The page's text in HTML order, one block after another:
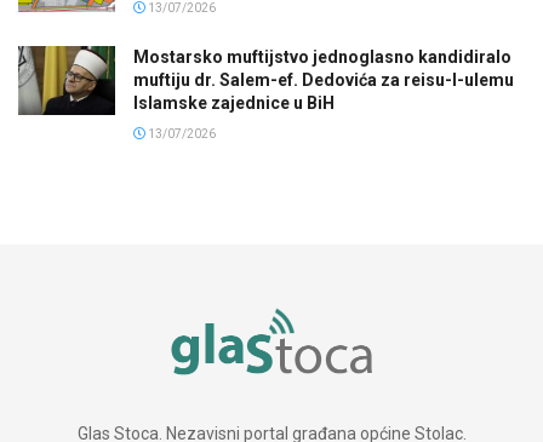
13/07/2026
Mostarsko muftijstvo jednoglasno kandidiralo
muftiju dr. Salem-ef. Dedovića za reisu-l-ulemu
Islamske zajednice u BiH
13/07/2026
Glas Stoca. Nezavisni portal građana općine Stolac.